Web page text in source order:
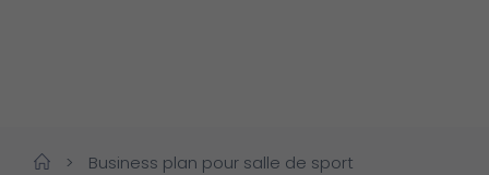
> Business plan pour salle de sport